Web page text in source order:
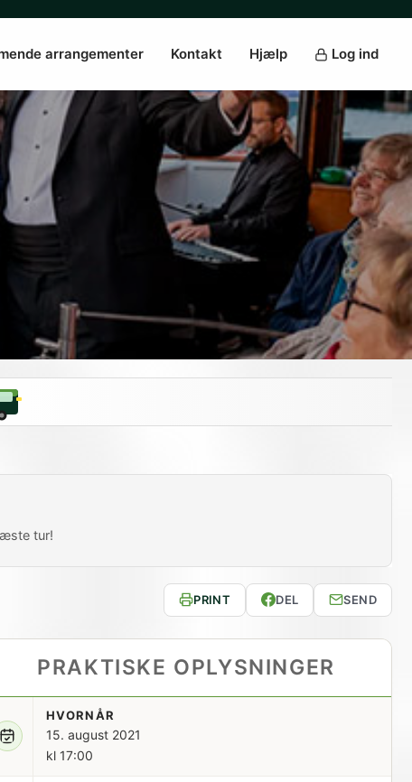
arrangementer Kontakt Hjælp Log ind
tur!
PRINT DEL SEND
PRAKTISKE OPLYSNINGER
HVORNÅR
15. august 2021
kl 17:00